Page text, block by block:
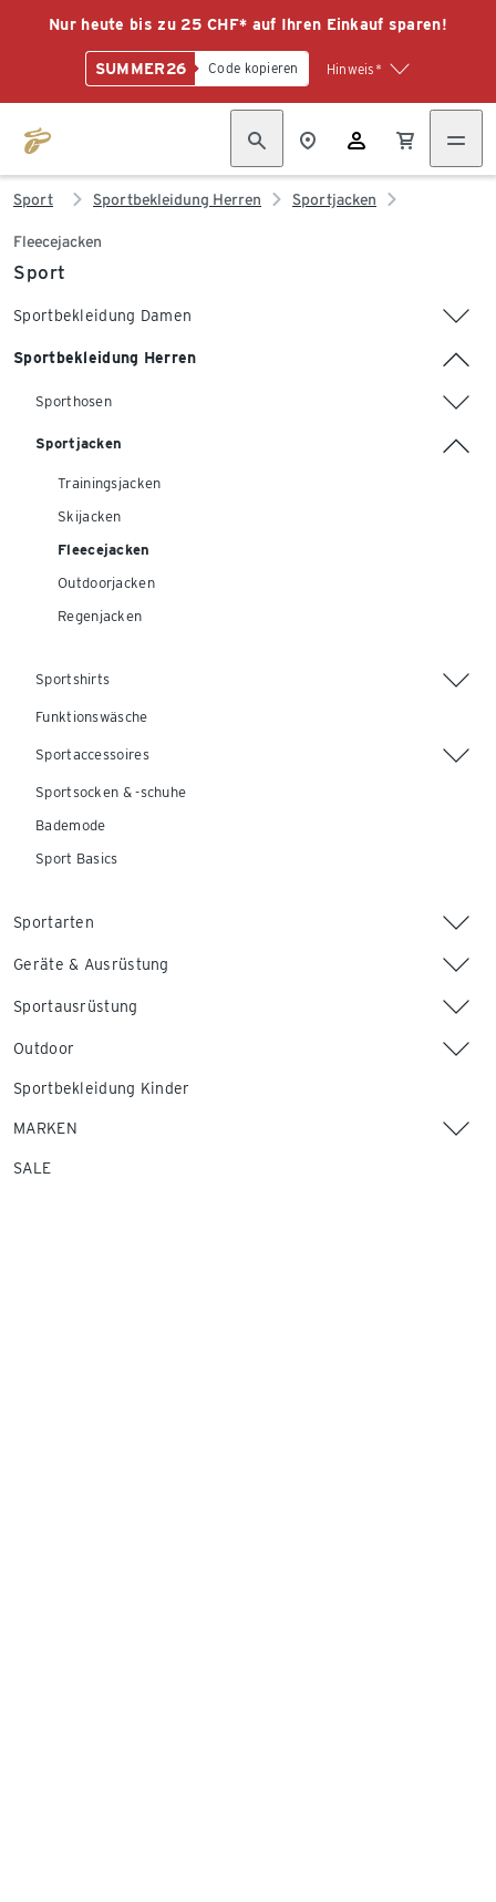
Nur heute bis zu 25 CHF* auf Ihren Einkauf sparen!
SUMMER26 Code kopieren Hinweis*
Sport Sportbekleidung Herren Sportjacken
Fleecejacken
Sport
Sportbekleidung Damen
Sportbekleidung Herren
Sporthosen
Sportjacken
Trainingsjacken
Skijacken
Fleecejacken
Outdoorjacken
Regenjacken
Sportshirts
Funktionswäsche
Sportaccessoires
Sportsocken & -schuhe
Bademode
Sport Basics
Sportarten
Geräte & Ausrüstung
Sportausrüstung
Outdoor
Sportbekleidung Kinder
MARKEN
SALE